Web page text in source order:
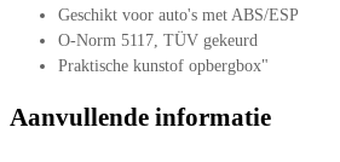
Geschikt voor auto's met ABS/ESP
O-Norm 5117, TÜV gekeurd
Praktische kunstof opbergbox"
Aanvullende informatie